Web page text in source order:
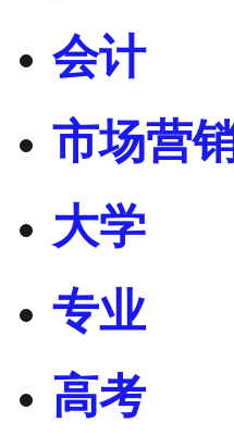
会计
市场营
大学
专业
高考